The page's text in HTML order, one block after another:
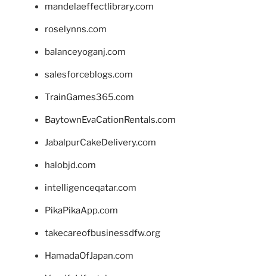
mandelaeffectlibrary.com
roselynns.com
balanceyoganj.com
salesforceblogs.com
TrainGames365.com
BaytownEvaCationRentals.com
JabalpurCakeDelivery.com
halobjd.com
intelligenceqatar.com
PikaPikaApp.com
takecareofbusinessdfw.org
HamadaOfJapan.com